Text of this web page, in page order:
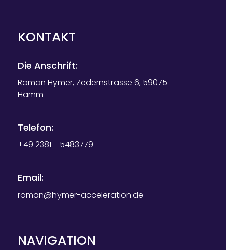
KONTAKT
Die Anschrift:
Roman Hymer, Zedernstrasse 6, 59075
Hamm
Telefon:
+49 2381 - 5483779
Email:
roman@hymer-acceleration.de
NAVIGATION